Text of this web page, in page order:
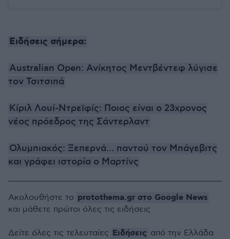
Ειδήσεις σήμερα:
Australian Open: Ανίκητος Μεντβέντεφ λύγισε
τον Τσιτσιπά
Κίριλ Λουί-Ντρεϊφίς: Ποιος είναι ο 23χρονος
νέος πρόεδρος της Σάντερλαντ
Ολυμπιακός: Ξεπερνά… παντού τον Μπάγεβιτς
και γράφει ιστορία ο Μαρτίνς
Ακολουθήστε το protothema.gr στο Google News
και μάθετε πρώτοι όλες τις ειδήσεις
Δείτε όλες τις τελευταίες Ειδήσεις από την Ελλάδα